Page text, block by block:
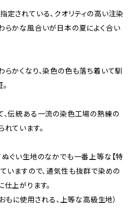
されている、クオリティの高い注染
らかな風合いが日本の夏によく合い
かくなり、染色の色も落ち着いて馴
、伝統ある一流の染色工場の熟練の
ています。
ぐい生地のなかでも一番上等な【特
いますので、通気性も抜群で染めの
上がります。
おもに使用される、上等な高級生地）